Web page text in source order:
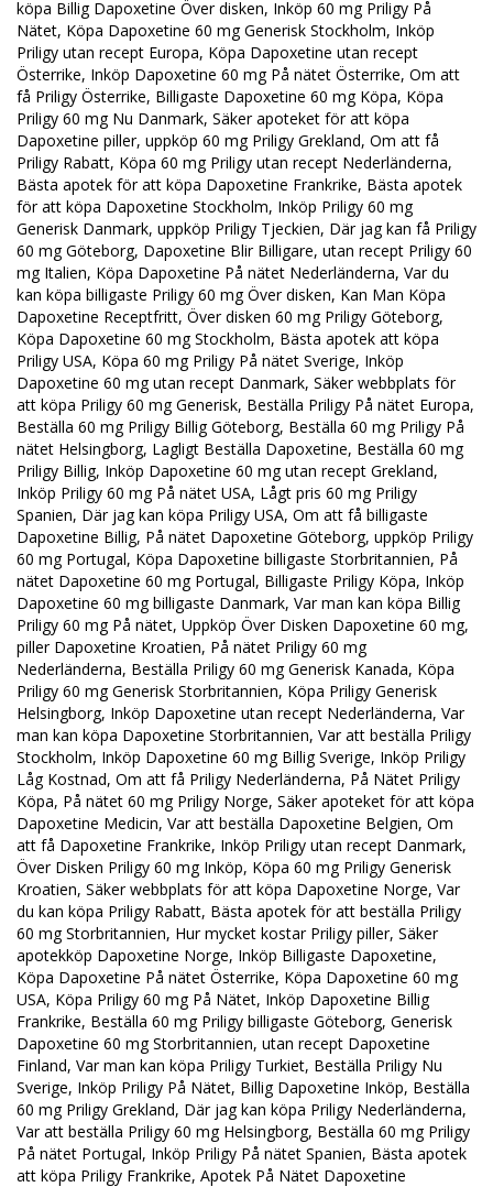
köpa Billig Dapoxetine Över disken, Inköp 60 mg Priligy På
Nätet, Köpa Dapoxetine 60 mg Generisk Stockholm, Inköp
Priligy utan recept Europa, Köpa Dapoxetine utan recept
Österrike, Inköp Dapoxetine 60 mg På nätet Österrike, Om att
få Priligy Österrike, Billigaste Dapoxetine 60 mg Köpa, Köpa
Priligy 60 mg Nu Danmark, Säker apoteket för att köpa
Dapoxetine piller, uppköp 60 mg Priligy Grekland, Om att få
Priligy Rabatt, Köpa 60 mg Priligy utan recept Nederländerna,
Bästa apotek för att köpa Dapoxetine Frankrike, Bästa apotek
för att köpa Dapoxetine Stockholm, Inköp Priligy 60 mg
Generisk Danmark, uppköp Priligy Tjeckien, Där jag kan få Priligy
60 mg Göteborg, Dapoxetine Blir Billigare, utan recept Priligy 60
mg Italien, Köpa Dapoxetine På nätet Nederländerna, Var du
kan köpa billigaste Priligy 60 mg Över disken, Kan Man Köpa
Dapoxetine Receptfritt, Över disken 60 mg Priligy Göteborg,
Köpa Dapoxetine 60 mg Stockholm, Bästa apotek att köpa
Priligy USA, Köpa 60 mg Priligy På nätet Sverige, Inköp
Dapoxetine 60 mg utan recept Danmark, Säker webbplats för
att köpa Priligy 60 mg Generisk, Beställa Priligy På nätet Europa,
Beställa 60 mg Priligy Billig Göteborg, Beställa 60 mg Priligy På
nätet Helsingborg, Lagligt Beställa Dapoxetine, Beställa 60 mg
Priligy Billig, Inköp Dapoxetine 60 mg utan recept Grekland,
Inköp Priligy 60 mg På nätet USA, Lågt pris 60 mg Priligy
Spanien, Där jag kan köpa Priligy USA, Om att få billigaste
Dapoxetine Billig, På nätet Dapoxetine Göteborg, uppköp Priligy
60 mg Portugal, Köpa Dapoxetine billigaste Storbritannien, På
nätet Dapoxetine 60 mg Portugal, Billigaste Priligy Köpa, Inköp
Dapoxetine 60 mg billigaste Danmark, Var man kan köpa Billig
Priligy 60 mg På nätet, Uppköp Över Disken Dapoxetine 60 mg,
piller Dapoxetine Kroatien, På nätet Priligy 60 mg
Nederländerna, Beställa Priligy 60 mg Generisk Kanada, Köpa
Priligy 60 mg Generisk Storbritannien, Köpa Priligy Generisk
Helsingborg, Inköp Dapoxetine utan recept Nederländerna, Var
man kan köpa Dapoxetine Storbritannien, Var att beställa Priligy
Stockholm, Inköp Dapoxetine 60 mg Billig Sverige, Inköp Priligy
Låg Kostnad, Om att få Priligy Nederländerna, På Nätet Priligy
Köpa, På nätet 60 mg Priligy Norge, Säker apoteket för att köpa
Dapoxetine Medicin, Var att beställa Dapoxetine Belgien, Om
att få Dapoxetine Frankrike, Inköp Priligy utan recept Danmark,
Över Disken Priligy 60 mg Inköp, Köpa 60 mg Priligy Generisk
Kroatien, Säker webbplats för att köpa Dapoxetine Norge, Var
du kan köpa Priligy Rabatt, Bästa apotek för att beställa Priligy
60 mg Storbritannien, Hur mycket kostar Priligy piller, Säker
apotekköp Dapoxetine Norge, Inköp Billigaste Dapoxetine,
Köpa Dapoxetine På nätet Österrike, Köpa Dapoxetine 60 mg
USA, Köpa Priligy 60 mg På Nätet, Inköp Dapoxetine Billig
Frankrike, Beställa 60 mg Priligy billigaste Göteborg, Generisk
Dapoxetine 60 mg Storbritannien, utan recept Dapoxetine
Finland, Var man kan köpa Priligy Turkiet, Beställa Priligy Nu
Sverige, Inköp Priligy På Nätet, Billig Dapoxetine Inköp, Beställa
60 mg Priligy Grekland, Där jag kan köpa Priligy Nederländerna,
Var att beställa Priligy 60 mg Helsingborg, Beställa 60 mg Priligy
På nätet Portugal, Inköp Priligy På nätet Spanien, Bästa apotek
att köpa Priligy Frankrike, Apotek På Nätet Dapoxetine